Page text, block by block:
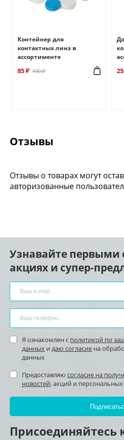
Контейнер для
контактных линз в
ассортименте
85 ₽ 100 ₽
Отзывы
Отзывы о товарах могут
авторизованные
Узнавайте первыми
акциях и супер-
Я ознакомлен с политикой по
данных и даю согласие на
данных
Предоставляю согласие на
новостей, акций и
Присоединяйтесь